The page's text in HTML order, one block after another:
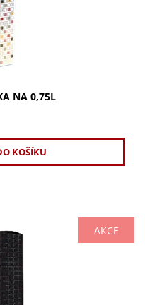
NA 0,75L
AKCE
0,75l pozvedne vaše
pro víno a
a...